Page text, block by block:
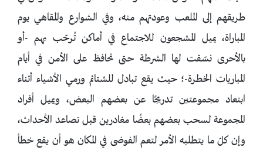
طريقهم إلى الملعب وعودتهم منه، وفي الشوارع والمقاهي يوم
المباراة، يميل المشجعون للاجتماع في أماكن تُرحّب بهم -أو
بالأحرى نسّقت لها الشرطة حتى تحافظ على الأمن في أيام
المباريات الخطرة-؛ حيث يقع تبادل للشتائم ورمي الأشياء أثناء
ابتعاد مجموعتين تدريجًا عن بعضهم البعض، ويميل أفراد
المجموعة لسحب بعضهم بعضًا مغادرين قبل تصاعد الأحداث،
وإن كلّ ما يتطلبه الأمر لتعم الفوضى في المكان هو أن يقع خطأ